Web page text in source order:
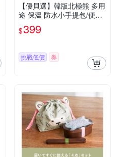
【優貝選】韓版北極熊 多用
途 保溫 防水小手提包/便當
袋/午餐提包(3色)
$399
挑戰低價 券